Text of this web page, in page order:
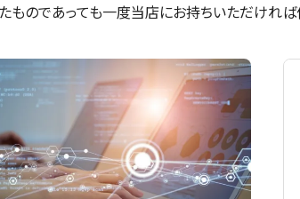
ものであっても一度当店にお持ちいただければ